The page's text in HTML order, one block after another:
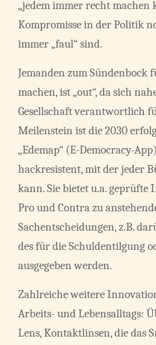
„jedem immer recht machen
Kompromisse in der Politik
immer „faul“ sind.
Jemanden zum Sündenbock
machen, ist „out“, da sich
Gesellschaft verantwortlich
Meilenstein ist die 2030
„Edemap“ (E-Democracy-
hackresistent, mit der jeder
kann. Sie bietet u.a.
Pro und Contra zu
Sachentscheidungen, z.B.
des für die Schuldentilgung
ausgegeben werden.
Zahlreiche weitere
Arbeits- und Lebensalltags:
Lens, Kontaktlinsen, die das